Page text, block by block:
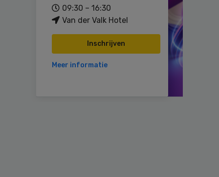
09:30 – 16:30
Van der Valk Hotel
Inschrijven
Meer informatie